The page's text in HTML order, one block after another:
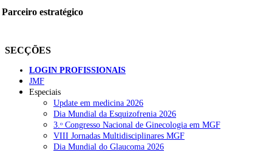
Partilhe nas redes sociais:
NOTÍCIAS RECENTES
Portugal está a formar os médicos de que precisa? 6 de Agosto,
Parceiro estratégico
SECÇÕES
LOGIN PROFISSIONAIS
JMF
Especiais
Update em medicina 2026
Dia Mundial da Esquizofrenia 2026
3.ᵒ Congresso Nacional de Ginecologia em MGF
VIII Jornadas Multidisciplinares MGF
Dia Mundial do Glaucoma 2026